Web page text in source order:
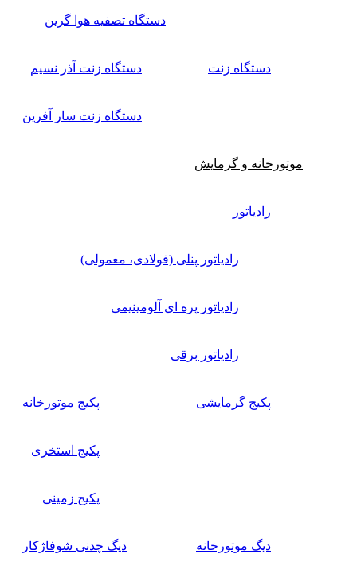
دستگاه تصفیه هوا گرین
دستگاه زنت دستگاه زنت آذر نسیم
دستگاه زنت سار آفرین
موتورخانه و گرمایش
رادیاتور
رادیاتور پنلی (فولادی، معمولی)
رادیاتور پره ای آلومینیمی
رادیاتور برقی
پکیج گرمایشی پکیج موتورخانه
پکیج استخری
پکیج زمینی
دیگ موتورخانه دیگ چدنی شوفاژکار